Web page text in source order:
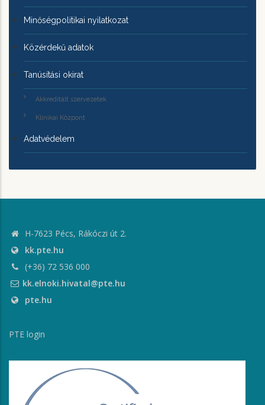
Minőségpolitikai nyilatkozat
Közérdekű adatok
Tanúsítási okirat
Akkreditált szervezetek
Klinikai Központ
Adatvédelem
H-7623 Pécs, Rákóczi út 2.
kk.pte.hu
(+36) 72 536 000
kk.elnoki.hivatal@pte.hu
pte.hu
PTE login